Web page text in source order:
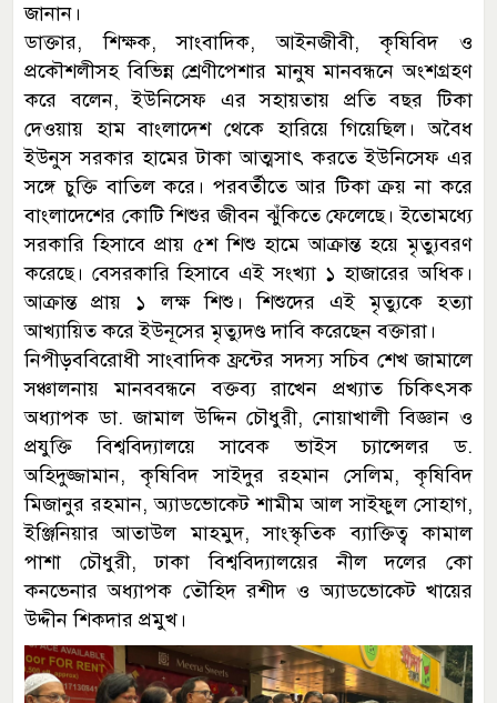
জানান।
ডাক্তার, শিক্ষক, সাংবাদিক, আইনজীবী, কৃষিবিদ ও
প্রকৌশলীসহ বিভিন্ন শ্রেণীপেশার মানুষ মানবন্ধনে অংশগ্রহণ
করে বলেন, ইউনিসেফ এর সহায়তায় প্রতি বছর টিকা
দেওয়ায় হাম বাংলাদেশ থেকে হারিয়ে গিয়েছিল। অবৈধ
ইউনুস সরকার হামের টাকা আত্মসাৎ করতে ইউনিসেফ এর
সঙ্গে চুক্তি বাতিল করে। পরবর্তীতে আর টিকা ক্রয় না করে
বাংলাদেশের কোটি শিশুর জীবন ঝুঁকিতে ফেলেছে। ইতোমধ্যে
সরকারি হিসাবে প্রায় ৫শ শিশু হামে আক্রান্ত হয়ে মৃত্যুবরণ
করেছে। বেসরকারি হিসাবে এই সংখ্যা ১ হাজারের অধিক।
আক্রান্ত প্রায় ১ লক্ষ শিশু। শিশুদের এই মৃত্যুকে হত্যা
আখ্যায়িত করে ইউনূসের মৃত্যুদণ্ড দাবি করেছেন বক্তারা।
নিপীড়ববিরোধী সাংবাদিক ফ্রন্টের সদস্য সচিব শেখ জামালে
সঞ্চালনায় মানববন্ধনে বক্তব্য রাখেন প্রখ্যাত চিকিৎসক
অধ্যাপক ডা. জামাল উদ্দিন চৌধুরী, নোয়াখালী বিজ্ঞান ও
প্রযুক্তি বিশ্ববিদ্যালয়ে সাবেক ভাইস চ্যান্সেলর ড.
অহিদুজ্জামান, কৃষিবিদ সাইদুর রহমান সেলিম, কৃষিবিদ
মিজানুর রহমান, অ্যাডভোকেট শামীম আল সাইফুল সোহাগ,
ইঞ্জিনিয়ার আতাউল মাহমুদ, সাংস্কৃতিক ব্যাক্তিত্ব কামাল
পাশা চৌধুরী, ঢাকা বিশ্ববিদ্যালয়ের নীল দলের কো
কনভেনার অধ্যাপক তৌহিদ রশীদ ও অ্যাডভোকেট খায়ের
উদ্দীন শিকদার প্রমুখ।